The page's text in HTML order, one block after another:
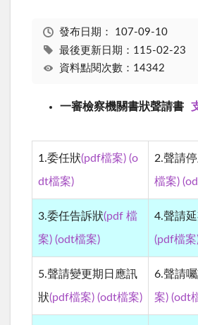
發布日期： 107-09-10
最後更新日期：115-02-23
資料點閱次數：14342
一審檢察機關書狀聲請書
1.委任狀(pdf檔案) (o
dt檔案)
2.聲請
檔案)
3.委任告訴狀(pdf 檔
案) (odt檔案)
4.聲請
(pdf檔案
5.聲請變更期日應訊
狀(pdf檔案) (odt檔案)
6.聲請
案) (odt